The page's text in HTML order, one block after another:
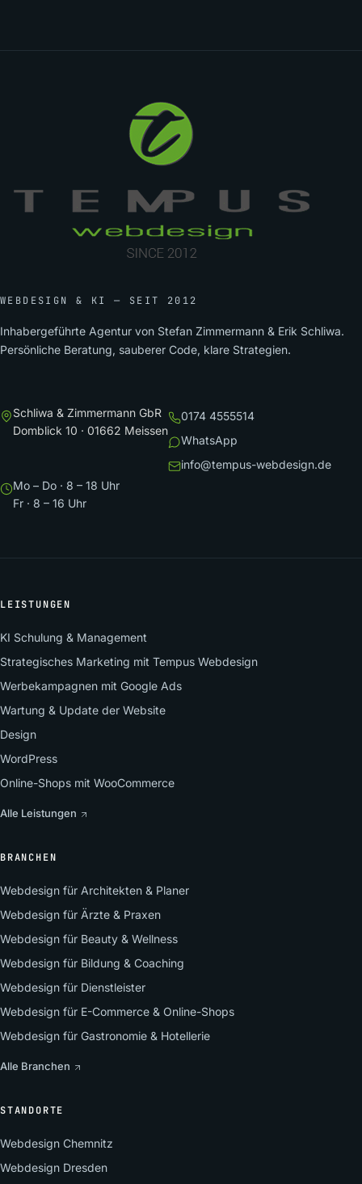
WEBDESIGN & KI — SEIT 2012
Inhabergeführte Agentur von Stefan Zimmermann & Erik Schliwa.
Persönliche Beratung, sauberer Code, klare Strategien.
Schliwa & Zimmermann GbR
Domblick 10 · 01662 Meissen
0174 4555514
WhatsApp
info@tempus-webdesign.de
Mo – Do · 8 – 18 Uhr
Fr · 8 – 16 Uhr
LEISTUNGEN
KI Schulung & Management
Strategisches Marketing mit Tempus Webdesign
Werbekampagnen mit Google Ads
Wartung & Update der Website
Design
WordPress
Online-Shops mit WooCommerce
Alle Leistungen
BRANCHEN
Webdesign für Architekten & Planer
Webdesign für Ärzte & Praxen
Webdesign für Beauty & Wellness
Webdesign für Bildung & Coaching
Webdesign für Dienstleister
Webdesign für E-Commerce & Online-Shops
Webdesign für Gastronomie & Hotellerie
Alle Branchen
STANDORTE
Webdesign Chemnitz
Webdesign Dresden